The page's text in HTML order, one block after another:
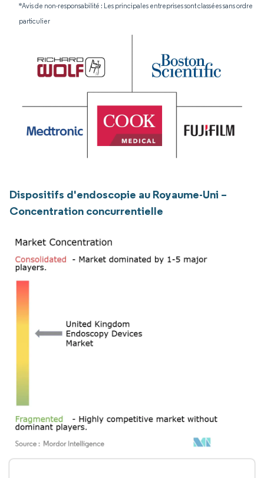
*Avis de non-responsabilité : Les principales entreprises sont classées sans ordre
particulier
Dispositifs d'endoscopie au Royaume-Uni –
Concentration concurrentielle